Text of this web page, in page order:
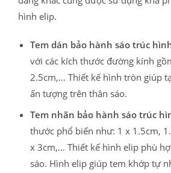
hình elip.
Tem dán bảo hành sáo trúc
với các kích thước đường kính
2.5cm,… Thiết kế hình tròn giúp
ấn tượng trên thân sáo.
Tem nhãn bảo hành sáo trúc
thước phổ biến như: 1 x 1.5cm,
x 3cm,… Thiết kế hình elip phù
sáo. Hình elip giúp tem khớp tự